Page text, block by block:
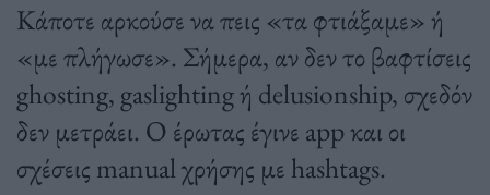
Κάποτε αρκούσε να πεις «τα φτιάξαμε» ή
«με πλήγωσε». Σήμερα, αν δεν το βαφτίσεις
ghosting, gaslighting ή delusionship, σχεδόν
δεν μετράει. Ο έρωτας έγινε app και οι
σχέσεις manual χρήσης με hashtags.